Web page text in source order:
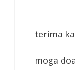
terima
moga